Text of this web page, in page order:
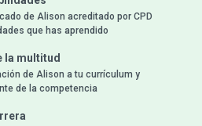
de Alison acreditado por CPD
que has aprendido
la multitud
de Alison a tu currículum y
de la competencia